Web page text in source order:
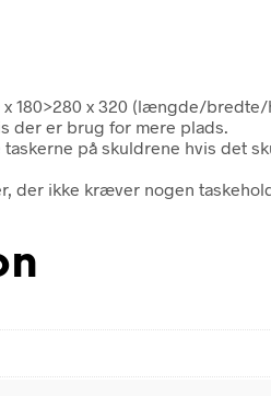
180>280 x 320 (længde/bredte/
der er brug for mere plads.
på skuldrene hvis det
der ikke kræver nogen